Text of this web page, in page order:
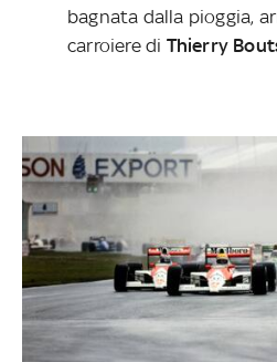
bagnata dalla pioggia,
carroiere di Thierry